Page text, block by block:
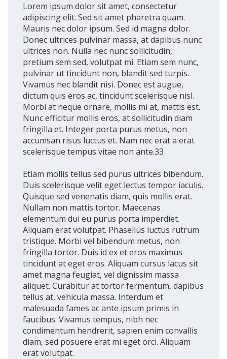
Lorem ipsum dolor sit amet, consectetur
adipiscing elit. Sed sit amet pharetra quam.
Mauris nec dolor ipsum. Sed id magna dolor.
Donec ultrices pulvinar massa, at dapibus nunc
ultrices non. Nulla nec nunc sollicitudin,
pretium sem sed, volutpat mi. Etiam sem nunc,
pulvinar ut tincidunt non, blandit sed turpis.
Vivamus nec blandit nisi. Donec est augue,
dictum quis eros ac, tincidunt scelerisque nisl.
Morbi at neque ornare, mollis mi at, mattis est.
Nunc efficitur mollis eros, at sollicitudin diam
fringilla et. Integer porta purus metus, non
accumsan risus luctus et. Nam nec erat a erat
scelerisque tempus vitae non ante.33
Etiam mollis tellus sed purus ultrices bibendum.
Duis scelerisque velit eget lectus tempor iaculis.
Quisque sed venenatis diam, quis mollis erat.
Nullam non mattis tortor. Maecenas
elementum dui eu purus porta imperdiet.
Aliquam erat volutpat. Phasellus luctus rutrum
tristique. Morbi vel bibendum metus, non
fringilla tortor. Duis id ex et eros maximus
tincidunt at eget eros. Aliquam cursus lacus sit
amet magna feugiat, vel dignissim massa
aliquet. Curabitur at tortor fermentum, dapibus
tellus at, vehicula massa. Interdum et
malesuada fames ac ante ipsum primis in
faucibus. Vivamus tempus, nibh nec
condimentum hendrerit, sapien enim convallis
diam, sed posuere erat mi eget orci. Aliquam
erat volutpat.